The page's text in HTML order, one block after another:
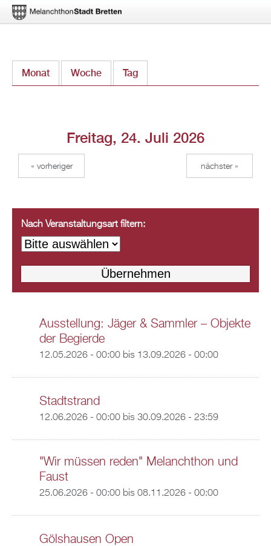
zum
Monat Woche Tag
Freitag, 24. Juli 2026
« vorheriger nächster »
Nach Veranstaltungsart filtern:
Ausstellung: Jäger & Sammler – Objekte
der Begierde
12.05.2026 - 00:00bis 13.09.2026 - 00:00
Stadtstrand
12.06.2026 - 00:00bis 30.09.2026 - 23:59
"Wir müssen reden" Melanchthon und
Faust
25.06.2026 - 00:00bis 08.11.2026 - 00:00
Gölshausen Open